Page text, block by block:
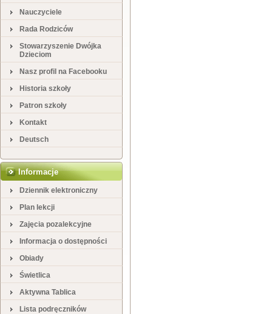
Nauczyciele
Rada Rodziców
Stowarzyszenie Dwójka
Dzieciom
Nasz profil na Facebooku
Historia szkoły
Patron szkoły
Kontakt
Deutsch
Informacje
Dziennik elektroniczny
Plan lekcji
Zajęcia pozalekcyjne
Informacja o dostępności
Obiady
Świetlica
Aktywna Tablica
Lista podręczników